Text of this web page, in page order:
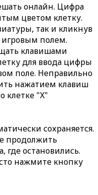
онлайн. Цифра
цветом клетку.
так и кликнув
игровым полем.
клавишами
для ввода цифры
поле. Неправильно
нажатием клавиш
клетке "X"
сохраняется.
продолжить
где остановились.
нажмите кнопку